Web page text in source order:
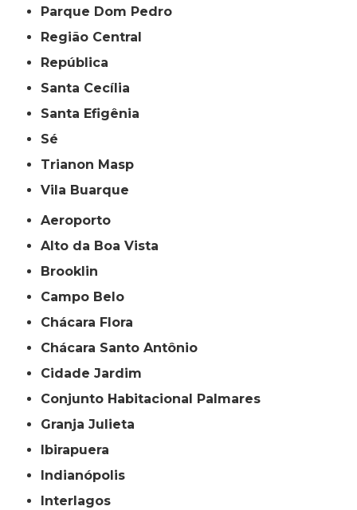
Parque Dom Pedro
Região Central
República
Santa Cecília
Santa Efigênia
Sé
Trianon Masp
Vila Buarque
Aeroporto
Alto da Boa Vista
Brooklin
Campo Belo
Chácara Flora
Chácara Santo Antônio
Cidade Jardim
Conjunto Habitacional Palmares
Granja Julieta
Ibirapuera
Indianópolis
Interlagos